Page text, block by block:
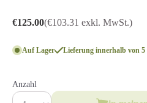
€125.00(€103.31 exkl. MwSt.)
Auf Lager Lieferung innerhalb von 5
Anzahl